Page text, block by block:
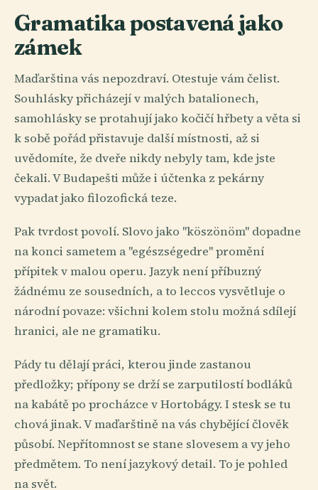
Gramatika postavená jako
zámek
Maďarština vás nepozdraví. Otestuje vám čelist.
Souhlásky přicházejí v malých batalionech,
samohlásky se protahují jako kočičí hřbety a věta si
k sobě pořád přistavuje další místnosti, až si
uvědomíte, že dveře nikdy nebyly tam, kde jste
čekali. V Budapešti může i účtenka z pekárny
vypadat jako filozofická teze.
Pak tvrdost povolí. Slovo jako "köszönöm" dopadne
na konci sametem a "egészségedre" promění
přípitek v malou operu. Jazyk není příbuzný
žádnému ze sousedních, a to leccos vysvětluje o
národní povaze: všichni kolem stolu možná sdílejí
hranici, ale ne gramatiku.
Pády tu dělají práci, kterou jinde zastanou
předložky; přípony se drží se zarputilostí bodláků
na kabátě po procházce v Hortobágy. I stesk se tu
chová jinak. V maďarštině na vás chybějící člověk
působí. Nepřítomnost se stane slovesem a vy jeho
předmětem. To není jazykový detail. To je pohled
na svět.